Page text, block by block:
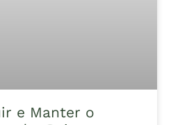
e Manter o